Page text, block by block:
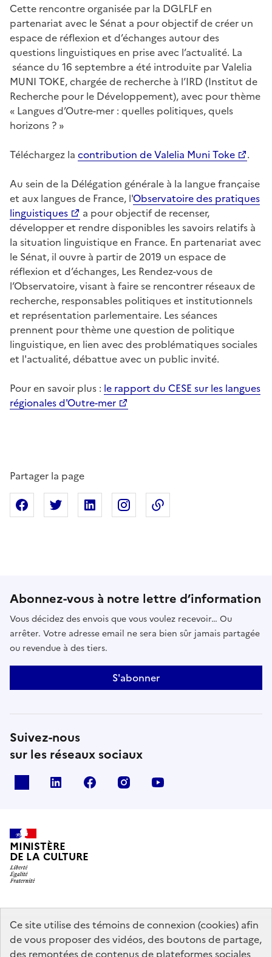
Ce site utilise des témoins de connexion (cookies) afin
de vous proposer des vidéos, des boutons de partage,
des remontées de contenus de plateformes sociales
Cette rencontre organisée par la DGLFLF en
partenariat avec le Sénat a pour objectif de créer un
espace de réflexion et d’échanges autour des
questions linguistiques en prise avec l’actualité. La
séance du 16 septembre a été introduite par Valelia
MUNI TOKE, chargée de recherche à l’IRD (Institut de
Recherche pour le Développement), avec pour thème
« Langues d’Outre-mer : quelles politiques, quels
horizons ? »
Téléchargez la contribution de Valelia Muni Toke
.
Au sein de la Délégation générale à la langue française
et aux langues de France, l'Observatoire des pratiques
linguistiques
a pour objectif de recenser,
développer et rendre disponibles les savoirs relatifs à
la situation linguistique en France. En partenariat avec
le Sénat, il ouvre à partir de 2019 un espace de
réflexion et d’échanges, Les Rendez-vous de
l’Observatoire, visant à faire se rencontrer réseaux de
recherche, responsables politiques et institutionnels
et représentation parlementaire. Les séances
prennent pour thème une question de politique
linguistique, en lien avec des problématiques sociales
et l'actualité, débattue avec un public invité.
Pour en savoir plus : le rapport du CESE sur les langues
régionales d'Outre-mer
Partager la page
Partager sur Facebook
Partager sur XPartager sur Linkedin
Partager sur Instagram
Abonnez-vous à notre lettre d’information
Vous décidez des envois que vous voulez recevoir… Ou
arrêter. Votre adresse email ne sera bien sûr jamais partagée
ou revendue à des tiers.
S'abonner
Suivez-nous
sur les réseaux sociaux
linkedin facebook instagram
MINISTÈRE
DE LA CULTURE
data.gouv.fr legifrance.gouv.fr
info.gouv.fr
service-public.gouv.fr